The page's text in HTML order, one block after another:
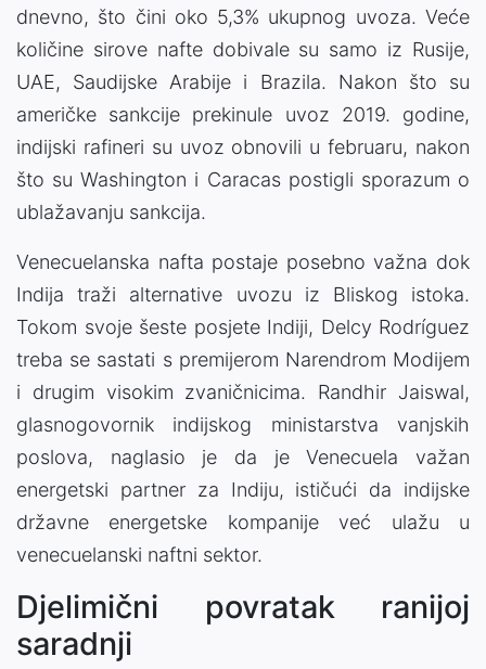
dnevno, što čini oko 5,3% ukupnog uvoza. Veće
količine sirove nafte dobivale su samo iz Rusije,
UAE, Saudijske Arabije i Brazila. Nakon što su
američke sankcije prekinule uvoz 2019. godine,
indijski rafineri su uvoz obnovili u februaru, nakon
što su Washington i Caracas postigli sporazum o
ublažavanju sankcija.
Venecuelanska nafta postaje posebno važna dok
Indija traži alternative uvozu iz Bliskog istoka.
Tokom svoje šeste posjete Indiji, Delcy Rodríguez
treba se sastati s premijerom Narendrom Modijem
i drugim visokim zvaničnicima. Randhir Jaiswal,
glasnogovornik indijskog ministarstva vanjskih
poslova, naglasio je da je Venecuela važan
energetski partner za Indiju, ističući da indijske
državne energetske kompanije već ulažu u
venecuelanski naftni sektor.
Djelimični povratak ranijoj
saradnji